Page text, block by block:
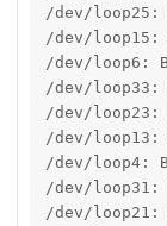
/dev/loop25:
/dev/loop15:
/dev/loop6:
/dev/loop33:
/dev/loop23:
/dev/loop13:
/dev/loop4:
/dev/loop31:
/dev/loop21: